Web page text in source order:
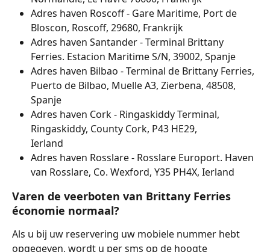
Adres haven Roscoff - Gare Maritime, Port de
Bloscon, Roscoff, 29680, Frankrijk
Adres haven Santander - Terminal Brittany
Ferries. Estacion Maritime S/N, 39002, Spanje
Adres haven Bilbao - Terminal de Brittany Ferries,
Puerto de Bilbao, Muelle A3, Zierbena, 48508,
Spanje
Adres haven Cork - Ringaskiddy Terminal,
Ringaskiddy, County Cork, P43 HE29,
Ierland
Adres haven Rosslare - Rosslare Europort. Haven
van Rosslare, Co. Wexford, Y35 PH4X, Ierland
Varen de veerboten van Brittany Ferries
économie normaal?
Als u bij uw reservering uw mobiele nummer hebt
opgegeven, wordt u per sms op de hoogte